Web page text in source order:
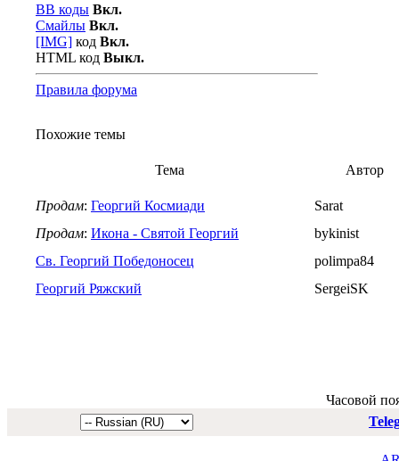
BB коды Вкл.
Смайлы Вкл.
[IMG] код Вкл.
HTML код Выкл.
Правила форума
Похожие темы
Тема Автор
Продам: Георгий Космиади
Sarat
Продам: Икона - Святой Георгий
bykinist
Св. Георгий Победоносец
polimpa84
Георгий Ряжский
SergeiSK
Часовой